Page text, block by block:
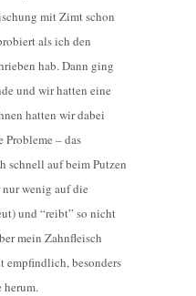
mit Zimt schon
als ich den
hab. Dann ging
und wir hatten eine
hatten wir dabei
Probleme – das
schnell auf beim Putzen
wenig auf die
und “reibt” so nicht
mein Zahnfleisch
empfindlich, besonders
herum.